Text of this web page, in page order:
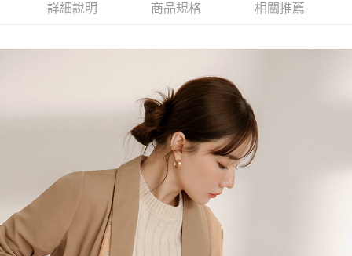
詳細說明 商品規格 相關推薦